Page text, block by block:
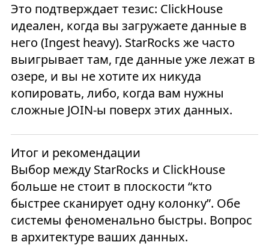
Это подтверждает тезис: ClickHouse
идеален, когда вы загружаете данные в
него (Ingest heavy). StarRocks же часто
выигрывает там, где данные уже лежат в
озере, и вы не хотите их никуда
копировать, либо, когда вам нужны
сложные JOIN-ы поверх этих данных.
Итог и рекомендации
Выбор между StarRocks и ClickHouse
больше не стоит в плоскости “кто
быстрее сканирует одну колонку”. Обе
системы феноменально быстры. Вопрос
в архитектуре ваших данных.